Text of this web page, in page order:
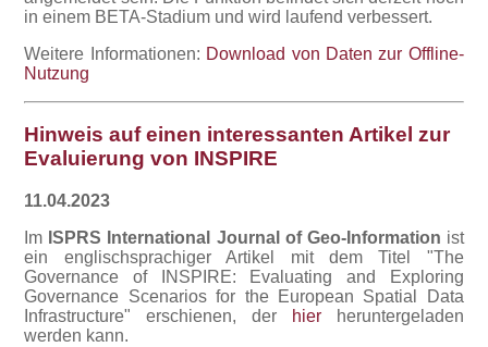
in einem BETA-Stadium und wird laufend verbessert.
Weitere Informationen: Download von Daten zur Offline-
Nutzung
Hinweis auf einen interessanten Artikel zur
Evaluierung von INSPIRE
11.04.2023
Im ISPRS International Journal of Geo-Information ist
ein englischsprachiger Artikel mit dem Titel "The
Governance of INSPIRE: Evaluating and Exploring
Governance Scenarios for the European Spatial Data
Infrastructure" erschienen, der
hierheruntergeladen
werden kann.